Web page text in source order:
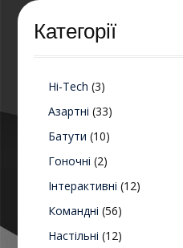
Категорії
Hi-Tech (3)
Азартні (33)
Батути (10)
Гоночні (2)
Інтерактивні (12)
Командні (56)
Настільні (12)